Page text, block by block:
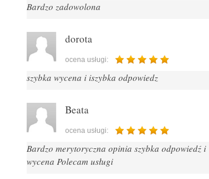
Bardzo zadowolona
dorota
ocena usługi:
szybka wycena i iszybka odpowiedz
Beata
ocena usługi:
Bardzo merytoryczna opinia szybka odpowiedź i
wycena Polecam usługi